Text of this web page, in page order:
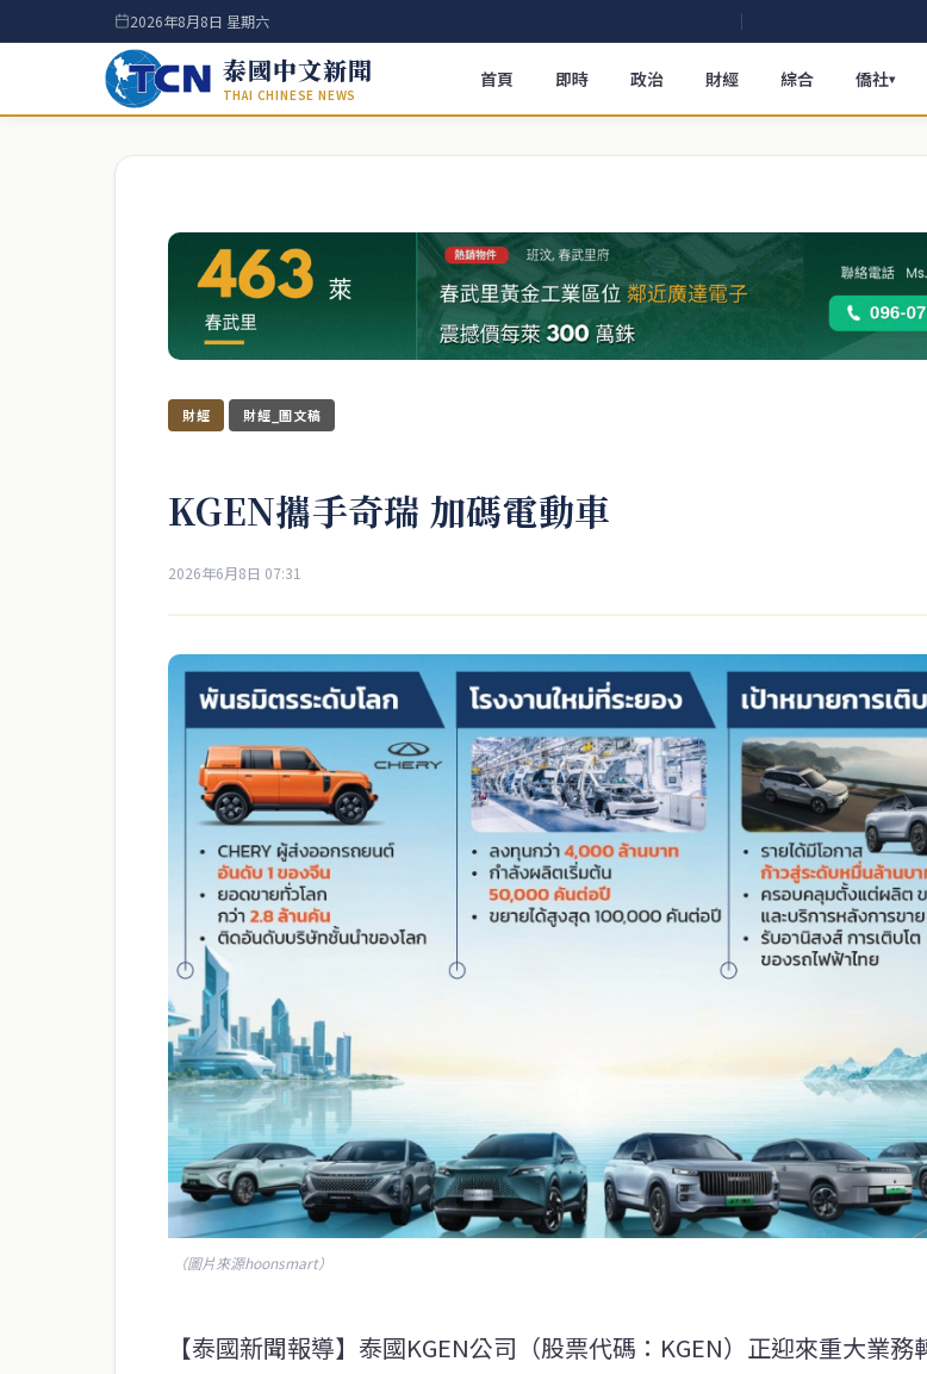
2026年8月8日 星期六
泰國中文新聞
THAI CHINESE NEWS
首頁 即時 政治 財經 綜合 僑社▾
財經 財經_圖文稿
KGEN攜手奇瑞 加碼電動車
2026年6月8日 07:31
（圖片來源hoonsmart）
【泰國新聞報導】泰國KGEN公司（股票代碼：KGEN）正迎來重大業務